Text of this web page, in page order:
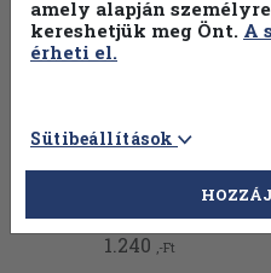
Vissza az előző oldalra
1.240 ,-Ft
amely alapján
kereshetjük meg Önt. A
érheti el.
Sütibeállítások